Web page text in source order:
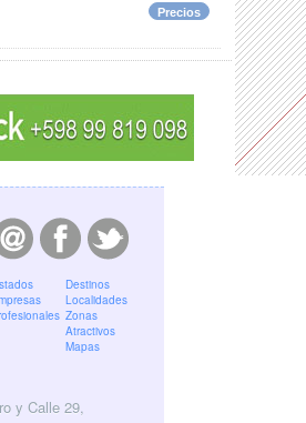
Precios
Destinos
Localidades
Zonas
Atractivos
Mapas
y Calle 29,